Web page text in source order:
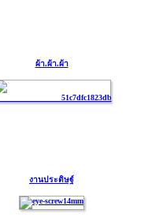
ผ้า.ผ้า.ผ้า
งานประดิษฐ์